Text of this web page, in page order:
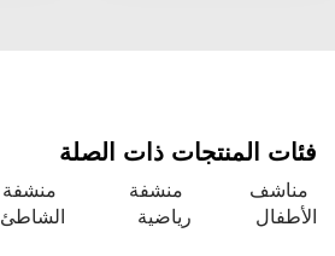
فئات المنتجات ذات الصلة
مناشف
الأطفال
منشفة
رياضية
منشفة
الشاطئ